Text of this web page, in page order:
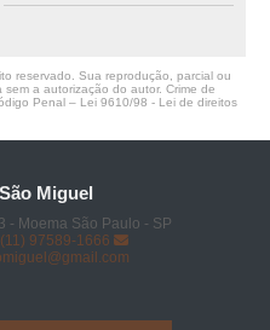
reservado. Sua reprodução, parcial ou
a autorização do autor. Crime de
Penal – Lei 9610/98 - Lei de direitos
Miguel
- Moema São Paulo - SP
(11) 97589-1666